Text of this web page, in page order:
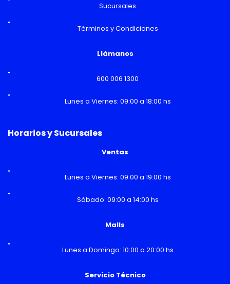
Sucursales
Términos y Condiciones
Llámanos
600 006 1300
Lunes a Viernes: 09:00 a 18:00 hs
Horarios y Sucursales
Ventas
Lunes a Viernes: 09:00 a 19:00 hs
Sábado: 09:00 a 14:00 hs
Malls
Lunes a Domingo: 10:00 a 20:00 hs
Servicio Técnico